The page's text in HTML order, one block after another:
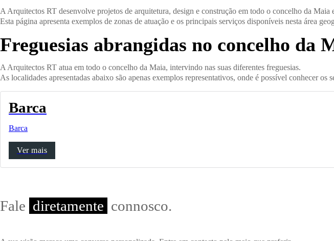
A Arquitectos RT desenvolve projetos de arquitetura, design e construção em todo o concelho da Maia
Esta página apresenta exemplos de zonas de atuação e os principais serviços disponíveis nesta área
Freguesias abrangidas no concelho da
A Arquitectos RT atua em todo o concelho da Maia, intervindo nas suas diferentes freguesias.
As localidades apresentadas abaixo são apenas exemplos representativos, onde é possível conhecer
Barca
Barca
Ver mais
Fale diretamente connosco.